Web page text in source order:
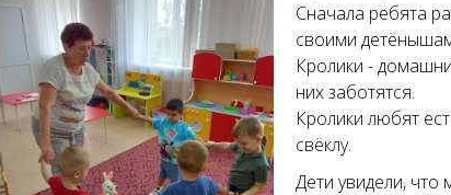
Сначала ребята
своими
Кролики -
них заботятся.
Кролики любят
свёклу.
Дети увидели,